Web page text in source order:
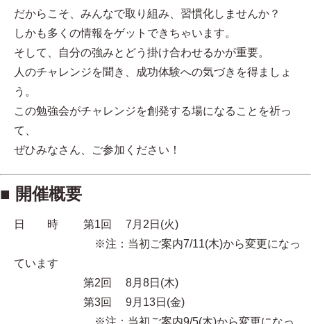
だからこそ、みんなで取り組み、習慣化しませんか？
しかも多くの情報をゲットできちゃいます。
そして、自分の強みとどう掛け合わせるかが重要。
人のチャレンジを聞き、成功体験への気づきを得ましょ
う。
この勉強会がチャレンジを創発する場になることを祈っ
て、
ぜひみなさん、ご参加ください！
■ 開催概要
日 時 第1回 7月2日(火)
※注：当初ご案内7/11(木)から変更になっ
ています
第2回 8月8日(木)
第3回 9月13日(金)
※注：当初ご案内9/5(木)から変更になっ